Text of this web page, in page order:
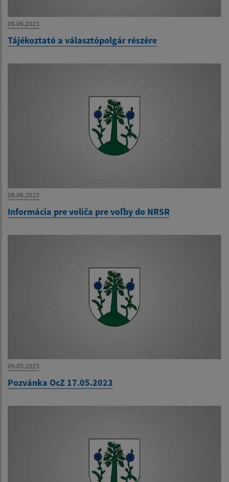
09.06.2023
Tájékoztató a választópolgár részére
09.06.2023
Informácia pre voliča pre voľby do NRSR
09.05.2023
Pozvánka OcZ 17.05.2023